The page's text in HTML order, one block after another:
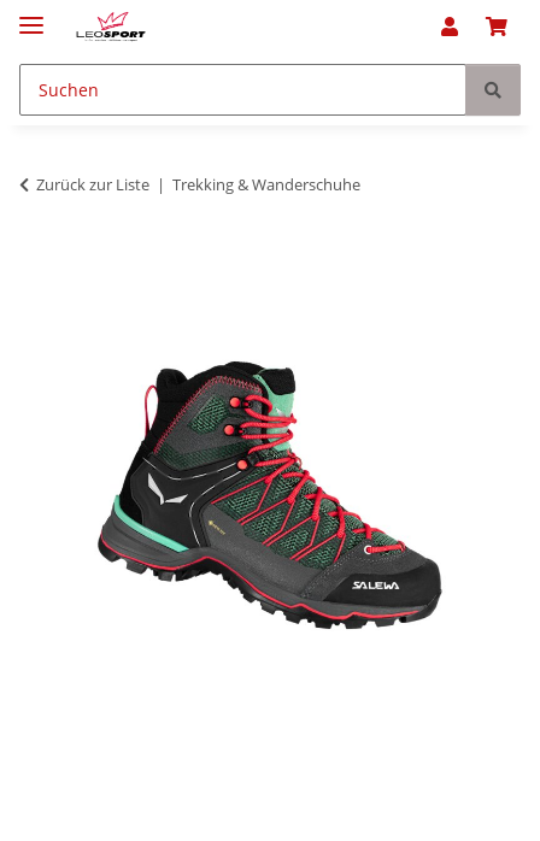
Zurück zur Liste Trekking & Wanderschuhe